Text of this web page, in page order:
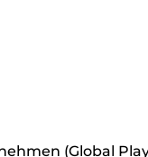
(Global